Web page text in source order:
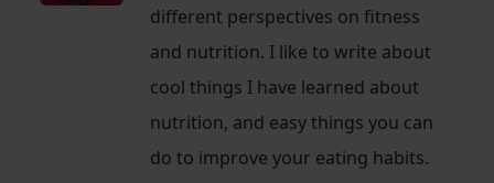
different perspectives on fitness
and nutrition. I like to write about
cool things I have learned about
nutrition, and easy things you can
do to improve your eating habits.